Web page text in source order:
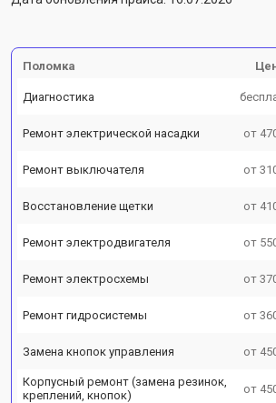
Поломка
Диагностика
Ремонт электрической насадки от
Ремонт выключателя от
Восстановление щетки от
Ремонт электродвигателя от
Ремонт электросхемы от
Ремонт гидросистемы от
Замена кнопок управления от
Корпусный ремонт (замена резинок,
креплений, кнопок)
от